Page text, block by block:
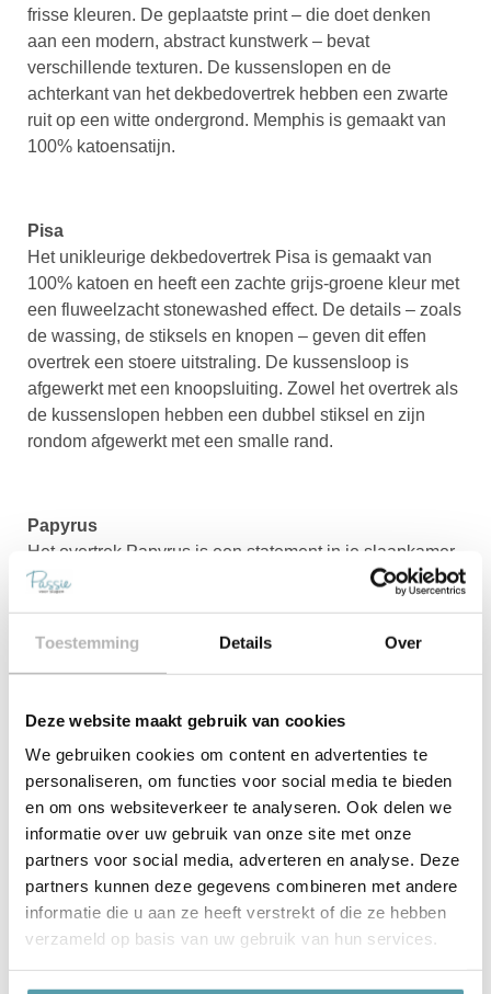
Toestemming Details Over
Deze website maakt gebruik van cookies
We gebruiken cookies om content en advertenties te
personaliseren, om functies voor social media te bieden
en om ons websiteverkeer te analyseren. Ook delen we
informatie over uw gebruik van onze site met onze
partners voor social media, adverteren en analyse. Deze
partners kunnen deze gegevens combineren met andere
informatie die u aan ze heeft verstrekt of die ze hebben
verzameld op basis van uw gebruik van hun services.
frisse kleuren. De geplaatste print – die doet denken
aan een modern, abstract kunstwerk – bevat
verschillende texturen. De kussenslopen en de
achterkant van het dekbedovertrek hebben een zwarte
ruit op een witte ondergrond. Memphis is gemaakt van
100% katoensatijn.
Pisa
Het unikleurige dekbedovertrek Pisa is gemaakt van
100% katoen en heeft een zachte grijs-groene kleur met
een fluweelzacht stonewashed effect. De details – zoals
de wassing, de stiksels en knopen – geven dit effen
overtrek een stoere uitstraling. De kussensloop is
afgewerkt met een knoopsluiting. Zowel het overtrek als
de kussenslopen hebben een dubbel stiksel en zijn
rondom afgewerkt met een smalle rand.
Papyrus
Het overtrek Papyrus is een statement in je slaapkamer.
Het retro design is opgebouwd uit onregelmatige
kussensloop zijn diep blauw, waardoor de set tweezijdig
Akito
Het overtrek Akito sluit aan bij de grafische trend die ook
dit jaar heel actueel is. Dit overtrek met een knipoog
naar de Japanse kunst bestaat uit vlakken en strepen in
grijs, blauw, koraal, cognac, zwart en wit. Een
onverwachte nieuwe kleurcombinatie. De bijbehorende
kussenslopen hebben een streepdessin in diepblauw
en cognac. Voor het overtrek Akito is 100% katoensatijn